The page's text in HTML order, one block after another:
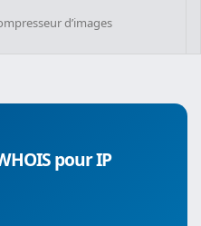
d’images
pour IP